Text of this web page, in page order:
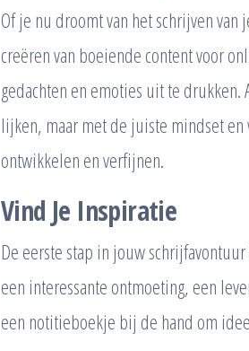
Of je nu droomt van het schrijven
creëren van boeiende content voor
gedachten en emoties uit te
lijken, maar met de juiste mindset
ontwikkelen en verfijnen.
Vind Je Inspiratie
De eerste stap in jouw
een interessante ontmoeting, een
een notitieboekje bij de hand om